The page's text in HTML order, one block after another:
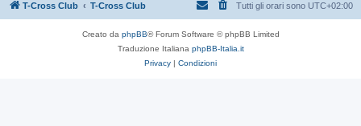
T-Cross Club T-Cross Club Tutti gli orari sono UTC+02:00
Creato da phpBB® Forum Software © phpBB Limited
Traduzione Italiana phpBB-Italia.it
Privacy | Condizioni